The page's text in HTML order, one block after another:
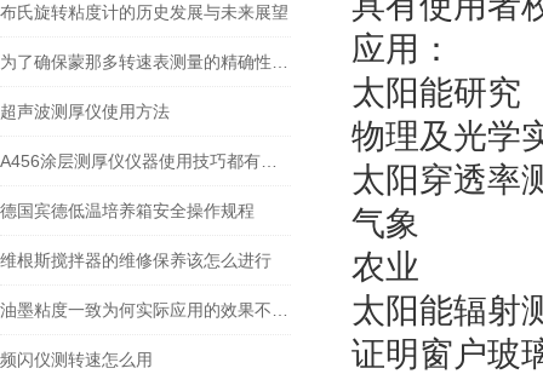
布氏旋转粘度计的历史发展与未来展望
超声波测厚仪使用方法
德国宾德低温培养箱安全操作规程
维根斯搅拌器的维修保养该怎么进行
频闪仪测转速怎么用
应用：
太阳能研究
物理及光学
太阳穿透率
气象
农业
太阳能辐射
证明窗户玻